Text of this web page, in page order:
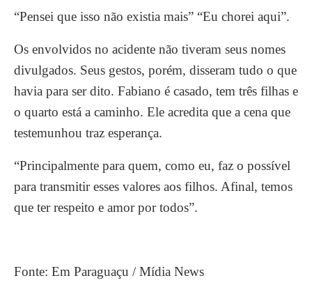
“Pensei que isso não existia mais” “Eu chorei aqui”.
Os envolvidos no acidente não tiveram seus nomes
divulgados. Seus gestos, porém, disseram tudo o que
havia para ser dito. Fabiano é casado, tem três filhas e
o quarto está a caminho. Ele acredita que a cena que
testemunhou traz esperança.
“Principalmente para quem, como eu, faz o possível
para transmitir esses valores aos filhos. Afinal, temos
que ter respeito e amor por todos”.
Fonte: Em Paraguaçu / Mídia News